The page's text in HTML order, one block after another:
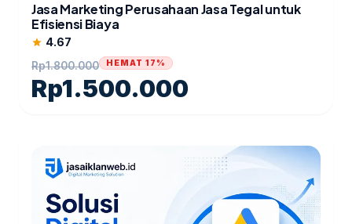
Jasa Marketing Perusahaan Jasa Tegal untuk
Efisiensi Biaya
star 4.67
Rp1.800.000
Rp1.500.000
HEMAT 17%